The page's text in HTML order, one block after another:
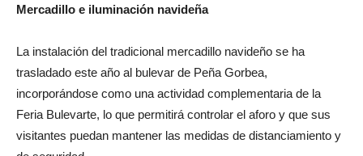
Mercadillo e iluminación navideña
La instalación del tradicional mercadillo navideño se ha
trasladado este año al bulevar de Peña Gorbea,
incorporándose como una actividad complementaria de la
Feria Bulevarte, lo que permitirá controlar el aforo y que sus
visitantes puedan mantener las medidas de distanciamiento y